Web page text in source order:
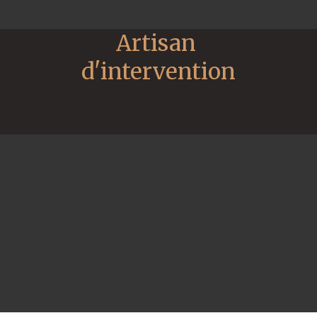
Artisan
d'intervention